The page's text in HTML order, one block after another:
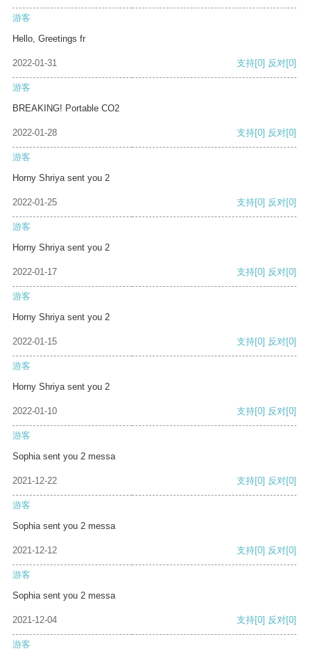
游客
Hello, Greetings fr
2022-01-31 支持[0] 反对[0]
游客
BREAKING! Portable CO2
2022-01-28 支持[0] 反对[0]
游客
Horny Shriya sent you 2
2022-01-25 支持[0] 反对[0]
游客
Horny Shriya sent you 2
2022-01-17 支持[0] 反对[0]
游客
Horny Shriya sent you 2
2022-01-15 支持[0] 反对[0]
游客
Horny Shriya sent you 2
2022-01-10 支持[0] 反对[0]
游客
Sophia sent you 2 messa
2021-12-22 支持[0] 反对[0]
游客
Sophia sent you 2 messa
2021-12-12 支持[0] 反对[0]
游客
Sophia sent you 2 messa
2021-12-04 支持[0] 反对[0]
游客